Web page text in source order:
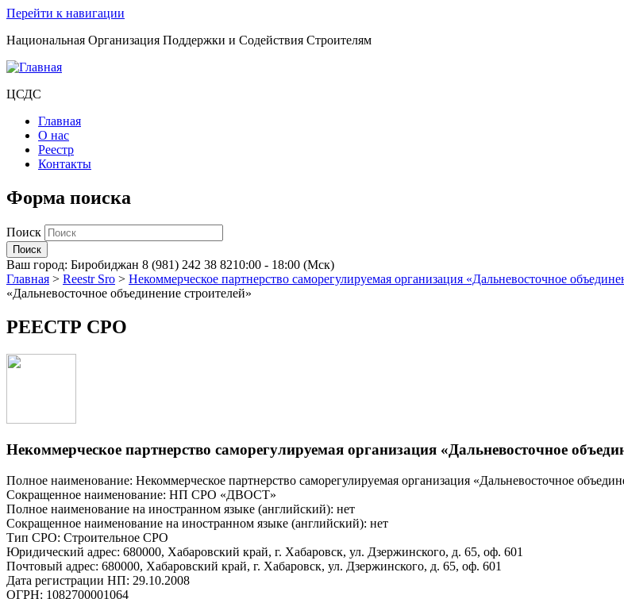
Перейти к навигации
Национальная Организация Поддержки и Содействия Строителям
ЦСДС
Главная
О нас
Реестр
Контакты
Форма поиска
Поиск
Ваш город: Биробиджан 8 (981) 242 38 8210:00 - 18:00 (Мск)
Главная > Reestr Sro > Некоммерческое партнерство саморегулируемая организация «Дальневосточное
«Дальневосточное объединение строителей»
РЕЕСТР СРО
Некоммерческое партнерство саморегулируемая организация «Дальневосточное
Полное наименование: Некоммерческое партнерство саморегулируемая организация «Дальневосточное
Сокращенное наименование: НП СРО «ДВОСТ»
Полное наименование на иностранном языке (английский): нет
Сокращенное наименование на иностранном языке (английский): нет
Тип СРО: Строительное СРО
Юридический адрес: 680000, Хабаровский край, г. Хабаровск, ул. Дзержинского, д. 65, оф. 601
Почтовый адрес: 680000, Хабаровский край, г. Хабаровск, ул. Дзержинского, д. 65, оф. 601
Дата регистрации НП: 29.10.2008
ОГРН: 1082700001064